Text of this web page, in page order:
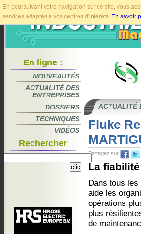
En poursuivant votre navigation sur ce site, vous
services adaptés à vos centres d'intérêts. En savoir
En ligne :
NOUVEAUTÉS
ACTUALITÉ DES
ENTREPRISES
DOSSIERS
TECHNIQUES
VIDÉOS
Rechercher
ACTUALITÉ
Fluke
Partagez sur
La
Dans tous
aide les
opérations
plus
de